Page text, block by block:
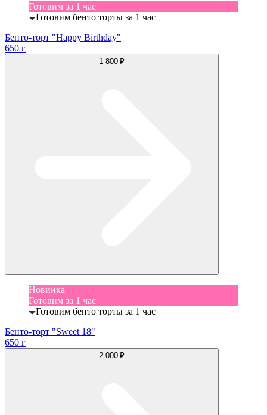
Готовим за 1 час
Готовим бенто торты за 1 час
Бенто-торт "Happy Birthday"
650 г
1 800 ₽
Новинка
Готовим за 1 час
Готовим бенто торты за 1 час
Бенто-торт "Sweet 18"
650 г
2 000 ₽